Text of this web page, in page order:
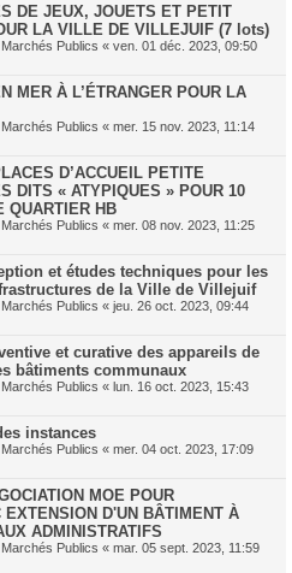
DE JEUX, JOUETS ET PETIT
LA VILLE DE VILLEJUIF (7 lots)
Publics « ven. 01 déc. 2023, 09:50
MER À L’ÉTRANGER POUR LA
Publics « mer. 15 nov. 2023, 11:14
D’ACCUEIL PETITE
DITS « ATYPIQUES » POUR 10
QUARTIER HB
Publics « mer. 08 nov. 2023, 11:25
et études techniques pour les
de la Ville de Villejuif
Publics « jeu. 26 oct. 2023, 09:44
et curative des appareils de
bâtiments communaux
Publics « lun. 16 oct. 2023, 15:43
instances
Publics « mer. 04 oct. 2023, 17:09
MOE POUR
EXTENSION D'UN BÂTIMENT À
ADMINISTRATIFS
Publics « mar. 05 sept. 2023, 11:59